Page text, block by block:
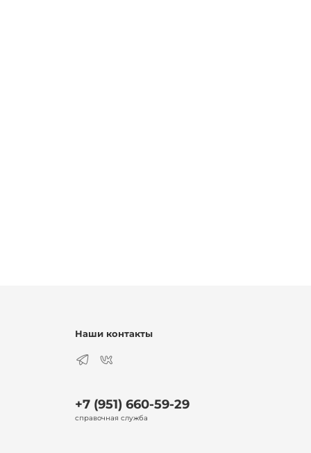
Наши контакты
+7 (951) 660-59-29
справочная служба